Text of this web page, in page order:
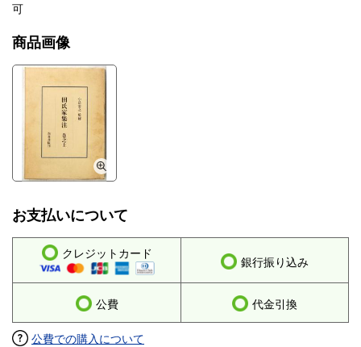
可
商品画像
お支払いについて
クレジットカード
銀行振り込み
公費 代金引換
公費での購入について